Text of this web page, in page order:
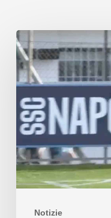
Notizie